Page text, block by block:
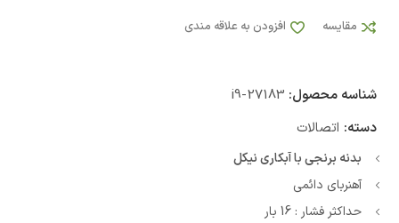
مقایسه افزودن به علاقه مندی
شناسه محصول: i9-27183
دسته: اتصالات
بدنه برنجی با آبکاری نیکل
آهنربای دائمی
حداکثر فشار : 16 بار